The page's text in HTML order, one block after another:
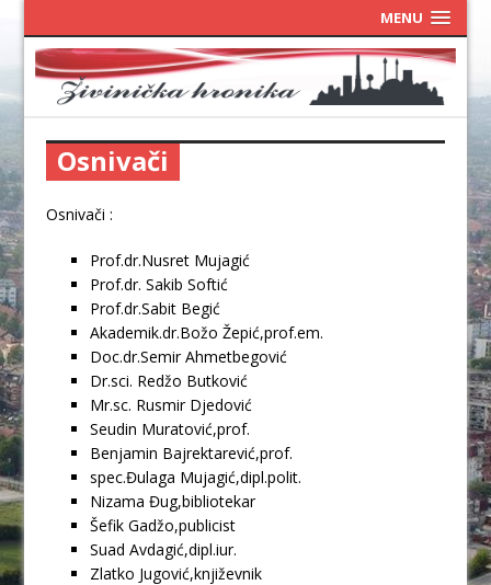
MENU
Osnivači
Osnivači :
Prof.dr.Nusret Mujagić
Prof.dr. Sakib Softić
Prof.dr.Sabit Begić
Akademik.dr.Božo Žepić,prof.em.
Doc.dr.Semir Ahmetbegović
Dr.sci. Redžo Butković
Mr.sc. Rusmir Djedović
Seudin Muratović,prof.
Benjamin Bajrektarević,prof.
spec.Đulaga Mujagić,dipl.polit.
Nizama Đug,bibliotekar
Šefik Gadžo,publicist
Suad Avdagić,dipl.iur.
Zlatko Jugović,književnik